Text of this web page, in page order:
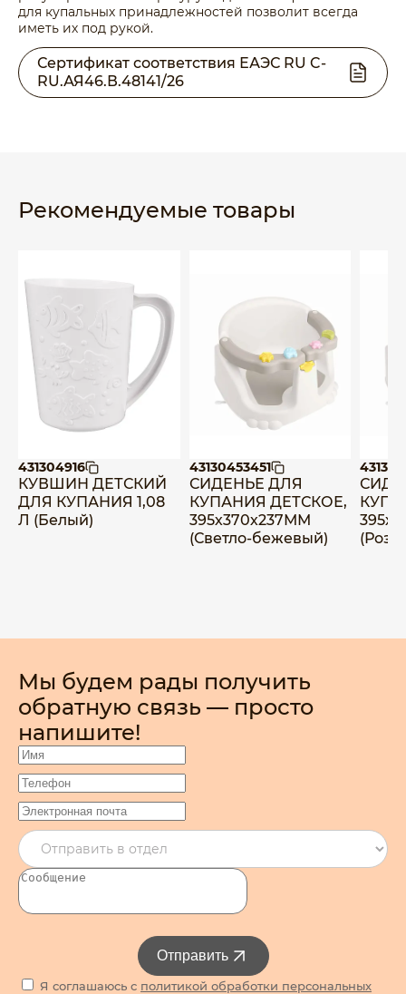
для купальных принадлежностей позволит всегда
иметь их под рукой.
Сертификат соответствия ЕАЭС RU C-
RU.АЯ46.В.48141/26
Рекомендуемые товары
431304916
КУВШИН ДЕТСКИЙ
ДЛЯ КУПАНИЯ 1,08
Л (Белый)
43130453451
СИДЕНЬЕ ДЛЯ
КУПАНИЯ ДЕТСКОЕ,
395х370х237ММ
(Светло-бежевый)
Мы будем рады получить
обратную связь — просто
напишите!
Я соглашаюсь с политикой обработки персональных
Отправить